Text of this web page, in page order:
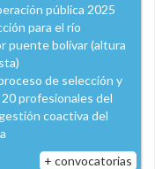
pública 2025
para el río
puente bolívar (altura
de selección y
profesionales del
coactiva del
+ convocatorias